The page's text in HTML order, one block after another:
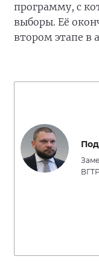
программу, с
выборы. Её
втором этапе в